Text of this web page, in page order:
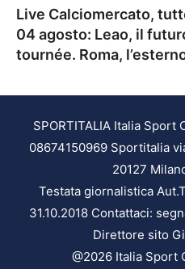
Live Calciomercato,
04 agosto: Leao, il
tournée. Roma,
SPORTITALIA Italia Sport
08674150969 Sportitalia
20127
Testata giornalistica
31.10.2018 Contattaci:
Direttore sito
@2026 Italia Sport